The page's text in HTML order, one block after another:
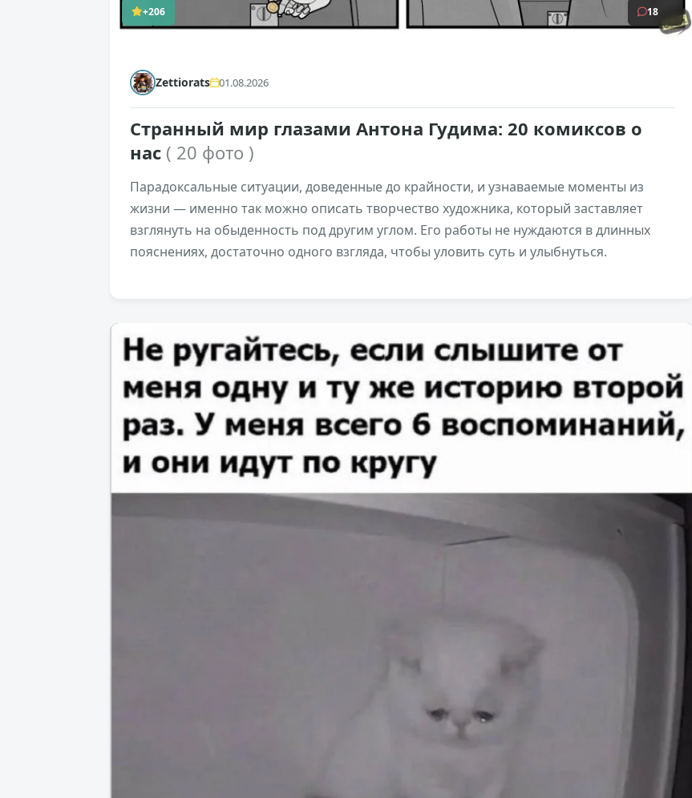
+206 18
Zettiorats 01.08.2026
Странный мир глазами Антона Гудима: 20 комиксов о
нас ( 20 фото )
Парадоксальные ситуации, доведенные до крайности, и узнаваемые моменты из
жизни — именно так можно описать творчество художника, который заставляет
взглянуть на обыденность под другим углом. Его работы не нуждаются в длинных
пояснениях, достаточно одного взгляда, чтобы уловить суть и улыбнуться.